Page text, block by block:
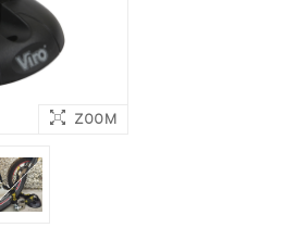
ZOOM